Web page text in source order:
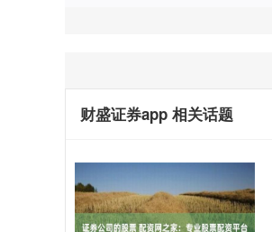
财盛证券app 相关话题